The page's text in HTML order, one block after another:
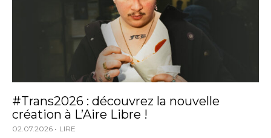
#Trans2026 : découvrez la nouvelle
création à L’Aire Libre !
02.07.2026 LIRE